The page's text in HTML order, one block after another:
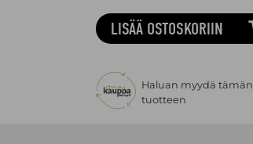
LISÄÄ OSTOSKORIIN
Haluan myydä tämän
tuotteen